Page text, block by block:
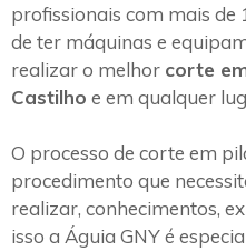
profissionais com mais de
de ter máquinas e
realizar o melhor corte
Castilho e em qualquer
O processo de corte em
procedimento que
realizar, conhecimentos,
isso a Águia GNY é